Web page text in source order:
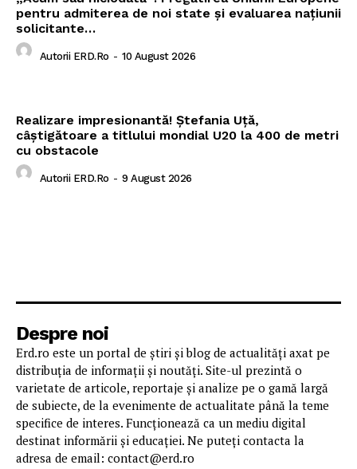
pentru admiterea de noi state și evaluarea națiunii
solicitante…
Autorii ERD.ro - 10 August 2026
Realizare impresionantă! Ștefania Uță,
câștigătoare a titlului mondial U20 la 400 de metri
cu obstacole
Autorii ERD.ro - 9 August 2026
Despre noi
Erd.ro este un portal de știri și blog de actualități axat pe
distribuția de informații și noutăți. Site-ul prezintă o
varietate de articole, reportaje și analize pe o gamă largă
de subiecte, de la evenimente de actualitate până la teme
specifice de interes. Funcționează ca un mediu digital
destinat informării și educației. Ne puteți contacta la
adresa de email: contact@erd.ro